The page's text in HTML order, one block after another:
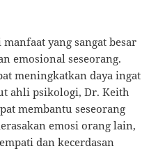
yang sangat besar
emosional seseorang.
meningkatkan daya ingat
ahli psikologi, Dr. Keith
membantu seseorang
emosi orang lain,
dan kecerdasan